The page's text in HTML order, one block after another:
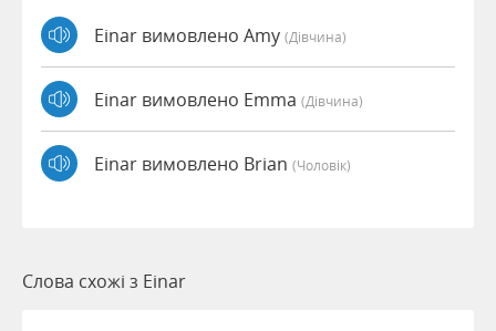
Einar вимовлено Amy (дівчина)
Einar вимовлено Emma (дівчина)
Einar вимовлено Brian (чоловік)
Слова схожі з Einar